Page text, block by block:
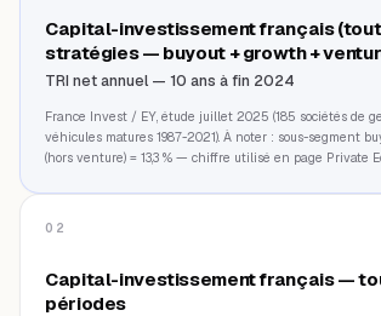
Capital-investissement français
stratégies — buyout + growth +
TRI net annuel — 10 ans à fin 2024
France Invest / EY, étude juillet 2025 (185 sociétés de
véhicules matures 1987-2021). À noter : sous-segment
(hors venture) = 13,3 % — chiffre utilisé en page Private
02
Capital-investissement français —
périodes